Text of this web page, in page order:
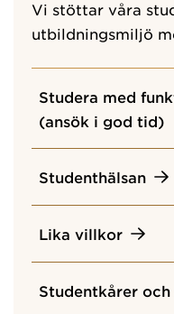
Vi stöttar våra
utbildningsmiljö
Studera med
(ansök i god tid)
Studenthälsan
Lika villkor
Studentkårer